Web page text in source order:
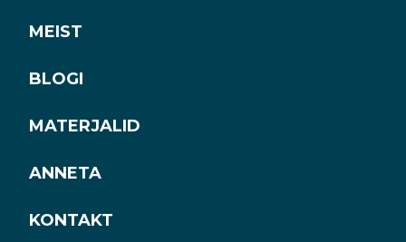
MEIST
BLOGI
MATERJALID
ANNETA
KONTAKT